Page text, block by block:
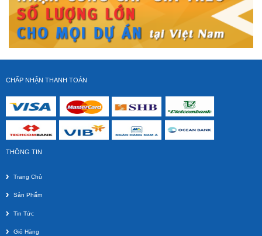
Giá gốc:5 385 000 VNĐ
4 625 000 VNĐ
GIÁ TREO MÀN HÌNH MÁY TÍNH MB32 (19 - 27 Inch) North
CHẤP NHẬN THANH TOÁN
THÔNG TIN
Trang Chủ
Sản Phẩm
Tin Tức
Giỏ Hàng